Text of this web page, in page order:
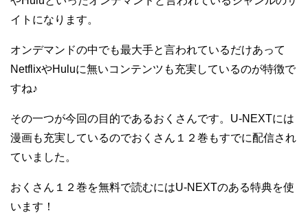
イトになります。
オンデマンドの中でも最大手と言われているだけあって
NetflixやHuluに無いコンテンツも充実しているのが特徴で
すね♪
その一つが今回の目的であるおくさんです。U-NEXTには
漫画も充実しているのでおくさん１２巻もすでに配信され
ていました。
おくさん１２巻を無料で読むにはU-NEXTのある特典を使
います！